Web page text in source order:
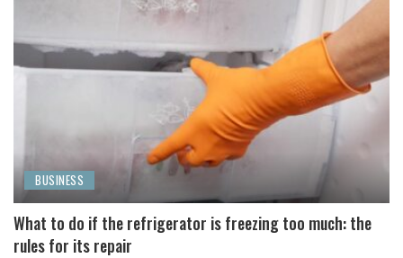
BUSINESS
What to do if the refrigerator is freezing too much: the
rules for its repair